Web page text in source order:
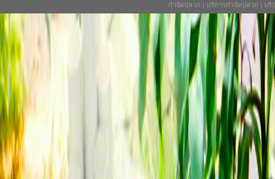
กำจัดปลวก | บริการกำจัดปลวก | บริ